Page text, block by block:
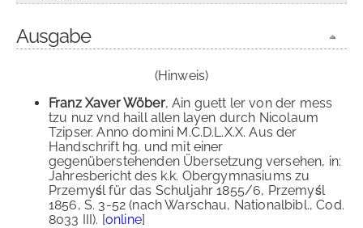
Ausgabe
(Hinweis)
Franz Xaver Wöber, Ain guett ler von der mess
tzu nuz vnd haill allen layen durch Nicolaum
Tzipser. Anno domini M.C.D.L.X.X. Aus der
Handschrift hg. und mit einer
gegenüberstehenden Übersetzung versehen, in:
Jahresbericht des k.k. Obergymnasiums zu
Przemyśl für das Schuljahr 1855/6, Przemyśl
1856, S. 3-52 (nach Warschau, Nationalbibl., Cod.
8033 III). [online]